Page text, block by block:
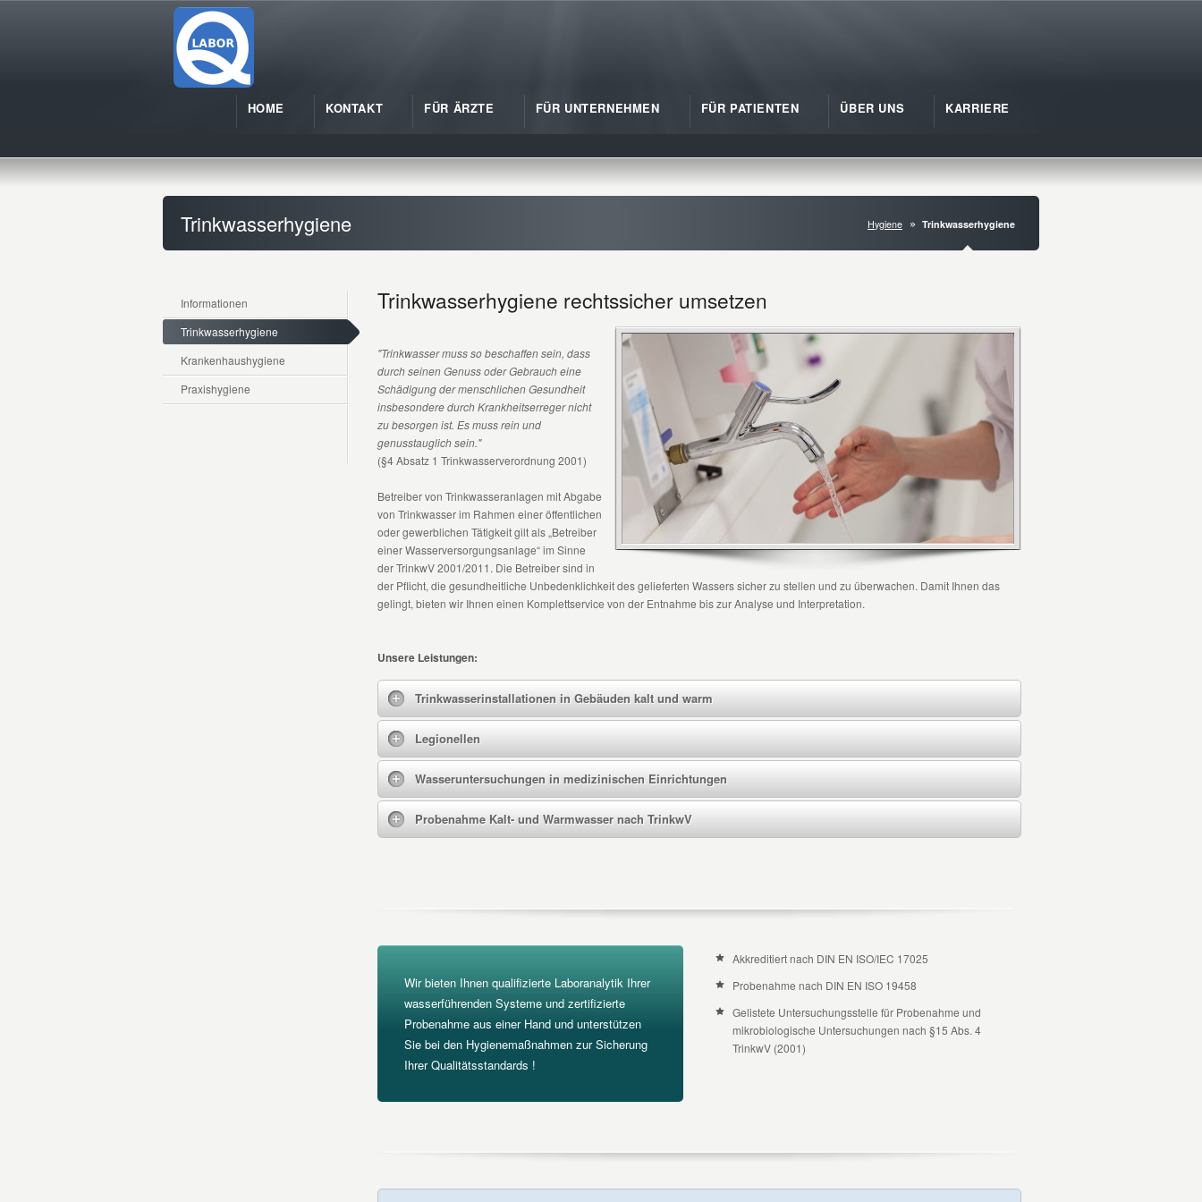
HOME KONTAKT FÜR ÄRZTE FÜR UNTERNEHMEN FÜR PATIENTEN ÜBER UNS KARRIERE
Trinkwasserhygiene Hygiene Trinkwasserhygiene
Informationen
Trinkwasserhygiene
Krankenhaushygiene
Praxishygiene
Trinkwasserhygiene rechtssicher umsetzen
"Trinkwasser muss so beschaffen sein, dass
durch seinen Genuss oder Gebrauch eine
Schädigung der menschlichen Gesundheit
insbesondere durch Krankheitserreger nicht
zu besorgen ist. Es muss rein und
genusstauglich sein."
(§4 Absatz 1 Trinkwasserverordnung 2001)
Betreiber von Trinkwasseranlagen mit Abgabe
von Trinkwasser im Rahmen einer öffentlichen
oder gewerblichen Tätigkeit gilt als „Betreiber
einer Wasserversorgungsanlage“ im Sinne
der TrinkwV 2001/2011. Die Betreiber sind in
der Pflicht, die gesundheitliche Unbedenklichkeit des gelieferten Wassers sicher zu stellen und zu überwachen. Damit Ihnen das
gelingt, bieten wir Ihnen einen Komplettservice von der Entnahme bis zur Analyse und Interpretation.
Unsere Leistungen:
Trinkwasserinstallationen in Gebäuden kalt und warm
Legionellen
Wasseruntersuchungen in medizinischen Einrichtungen
Probenahme Kalt- und Warmwasser nach TrinkwV
Wir bieten Ihnen qualifizierte Laboranalytik Ihrer
wasserführenden Systeme und zertifizierte
Probenahme aus einer Hand und unterstützen
Sie bei den Hygienemaßnahmen zur Sicherung
Ihrer Qualitätsstandards !
Akkreditiert nach DIN EN ISO/IEC 17025
Probenahme nach DIN EN ISO 19458
Gelistete Untersuchungsstelle für Probenahme und
mikrobiologische Untersuchungen nach §15 Abs. 4
TrinkwV (2001)